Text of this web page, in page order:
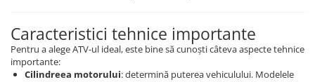
Caracteristici tehnice importante
Pentru a alege ATV-ul ideal, este bine să cunoști câteva aspecte tehnice
importante:
Cilindreea motorului: determină puterea vehiculului. Modelele